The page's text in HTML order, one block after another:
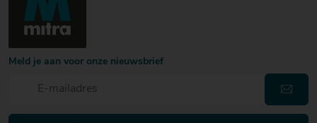
Meld je aan voor onze nieuwsbrief